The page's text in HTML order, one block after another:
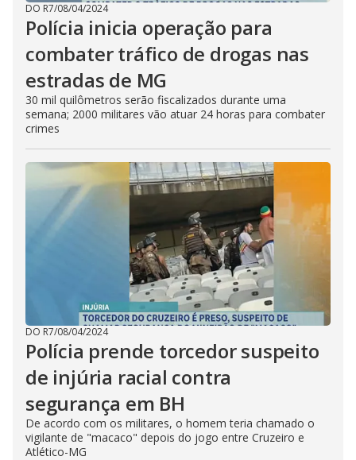
DO R7/08/04/2024
Polícia inicia operação para
combater tráfico de drogas nas
estradas de MG
30 mil quilômetros serão fiscalizados durante uma
semana; 2000 militares vão atuar 24 horas para combater
crimes
DO R7/08/04/2024
Polícia prende torcedor suspeito
de injúria racial contra
segurança em BH
De acordo com os militares, o homem teria chamado o
vigilante de "macaco" depois do jogo entre Cruzeiro e
Atlético-MG